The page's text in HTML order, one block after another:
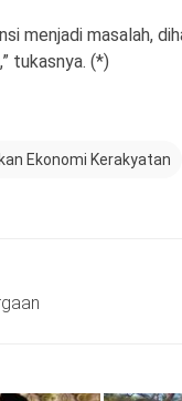
menjadi masalah,
tukasnya. (*)
Ekonomi Kerakyatan